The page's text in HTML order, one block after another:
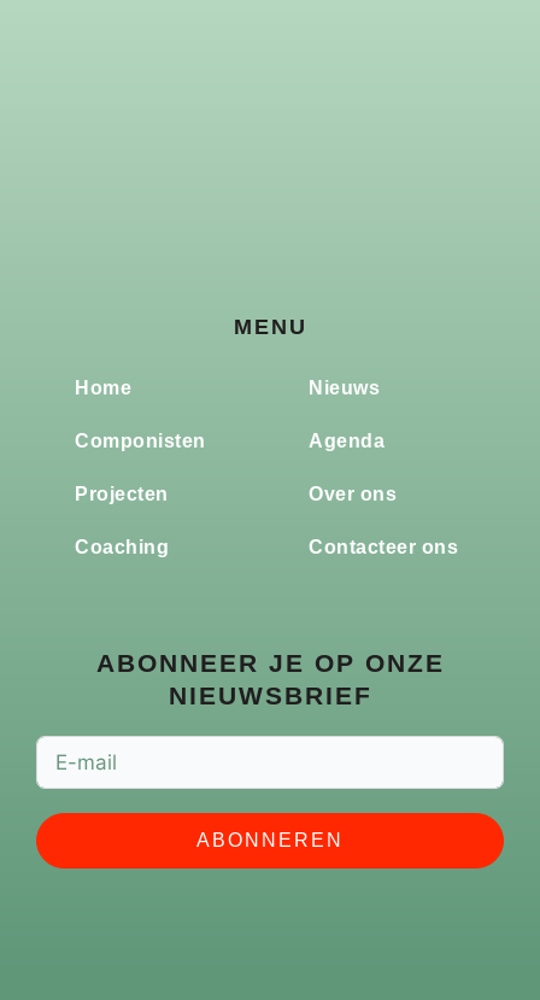
MENU
Home
Componisten
Projecten
Coaching
Nieuws
Agenda
Over ons
Contacteer ons
ABONNEER JE OP ONZE
NIEUWSBRIEF
ABONNEREN